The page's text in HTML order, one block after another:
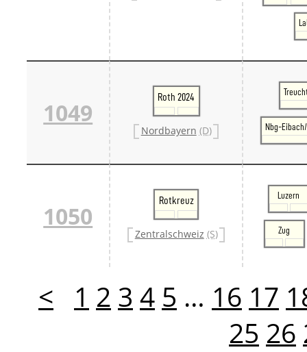
1049
Roth 2024
Nordbayern (D) Nbg-
1050
Rotkreuz
Zentralschweiz (S)
Luzern
Zug
< 1 2 3 4 5 … 16 17
25 26